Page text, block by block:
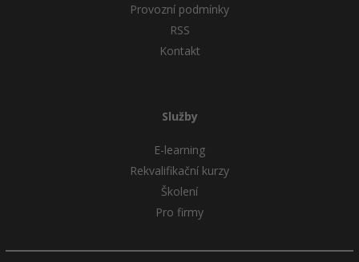
Provozní podmínky
RSS
Kontakt
Služby
E-learning
Rekvalifikační kurzy
Školení
Pro firmy